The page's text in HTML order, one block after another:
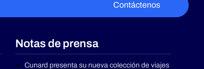
Contáctenos
Notas de prensa
Cunard presenta su nueva colección de viajes